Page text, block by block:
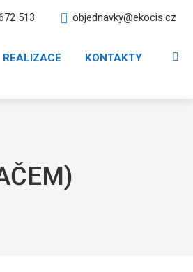
513 objednavky@ekocis.cz
REALIZACE KONTAKTY